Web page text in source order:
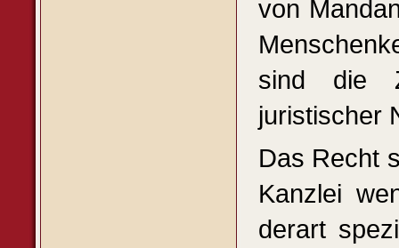
von
sind die
juristischer
Das Recht
Kanzlei
derart